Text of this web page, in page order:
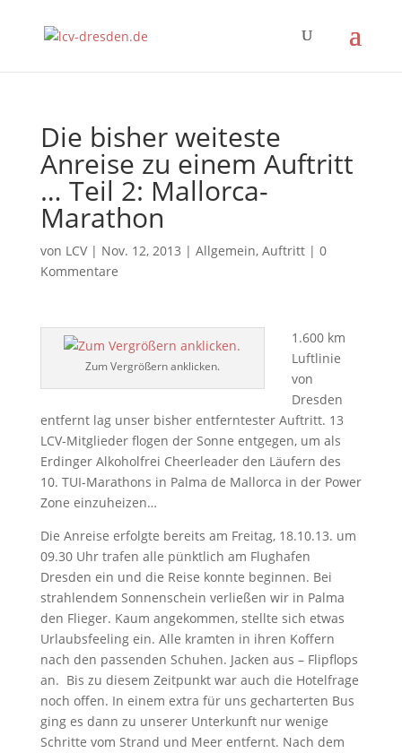
Die bisher weiteste
Anreise zu einem Auftritt
… Teil 2: Mallorca-
Marathon
von LCV| Nov. 12, 2013 | Allgemein, Auftritt| 0
Kommentare
Zum Vergrößern anklicken.
1.600 km
Luftlinie
von
Dresden
entfernt lag unser bisher entferntester Auftritt. 13
LCV-Mitglieder flogen der Sonne entgegen, um als
Erdinger Alkoholfrei Cheerleader den Läufern des
10. TUI-Marathons in Palma de Mallorca in der Power
Zone einzuheizen…
Die Anreise erfolgte bereits am Freitag, 18.10.13. um
09.30 Uhr trafen alle pünktlich am Flughafen
Dresden ein und die Reise konnte beginnen. Bei
strahlendem Sonnenschein verließen wir in Palma
den Flieger. Kaum angekommen, stellte sich etwas
Urlaubsfeeling ein. Alle kramten in ihren Koffern
nach den passenden Schuhen. Jacken aus – Flipflops
an. Bis zu diesem Zeitpunkt war auch die Hotelfrage
noch offen. In einem extra für uns gecharterten Bus
ging es dann zu unserer Unterkunft nur wenige
Schritte vom Strand und Meer entfernt. Nach dem